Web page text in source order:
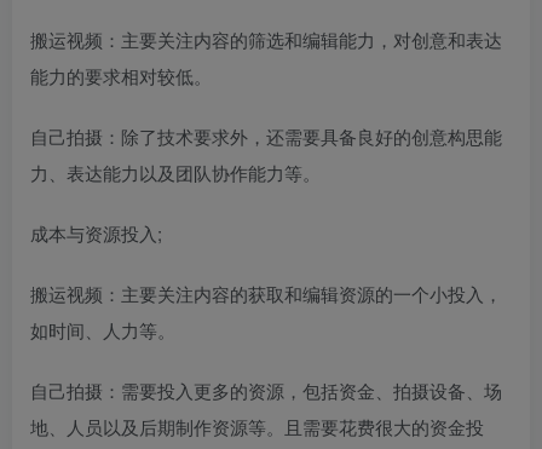
搬运视频：主要关注内容的筛选和编辑能力，对创意和表达
能力的要求相对较低。
自己拍摄：除了技术要求外，还需要具备良好的创意构思能
力、表达能力以及团队协作能力等。
成本与资源投入;
搬运视频：主要关注内容的获取和编辑资源的一个小投入，
如时间、人力等。
自己拍摄：需要投入更多的资源，包括资金、拍摄设备、场
地、人员以及后期制作资源等。且需要花费很大的资金投